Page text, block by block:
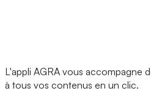
L'appli AGRA vous accompagne
à tous vos contenus en un clic.